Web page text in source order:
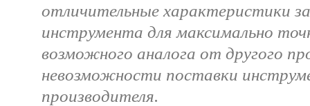
отличительные характеристики
инструмента для максимально
возможного аналога от другого
невозможности поставки
производителя.